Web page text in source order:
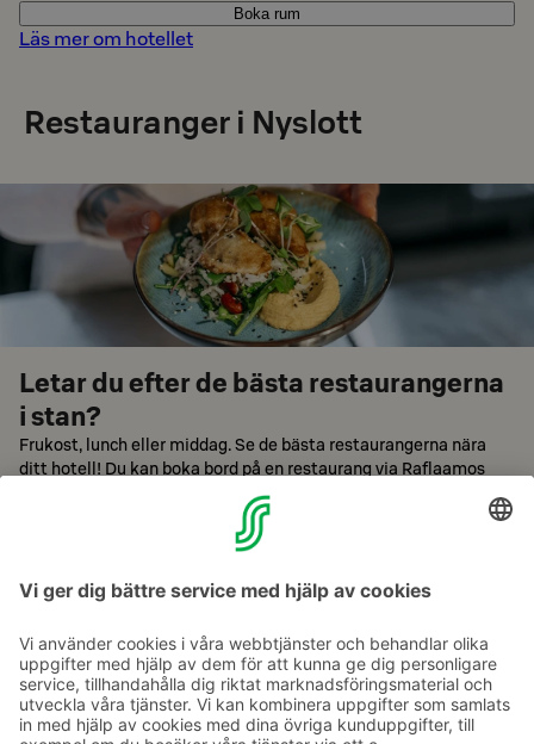
Boka rum
Läs mer om hotellet
Restauranger i Nyslott
Letar du efter de bästa restaurangerna
i stan?
Frukost, lunch eller middag. Se de bästa restaurangerna nära
ditt hotell! Du kan boka bord på en restaurang via Raflaamos